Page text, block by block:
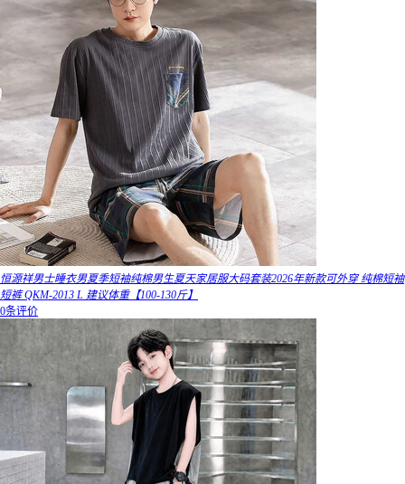
恒源祥男士睡衣男夏季短袖纯棉男生夏天家居服大码套装2026年新款可外穿 纯棉短袖
短裤 QKM-2013 L 建议体重【100-130斤】
0条评价